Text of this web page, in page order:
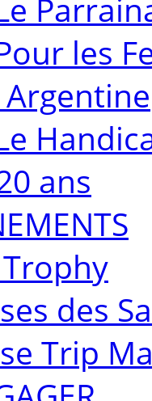
les
Argentine
ans
des
Trip